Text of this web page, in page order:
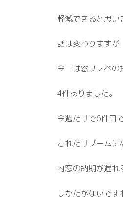
軽減できると思い
話は変わりますが
今日は窓リノベの
4件ありました。
今週だけで6件目で
これだけブームに
内窓の納期が遅れ
しかたがないで